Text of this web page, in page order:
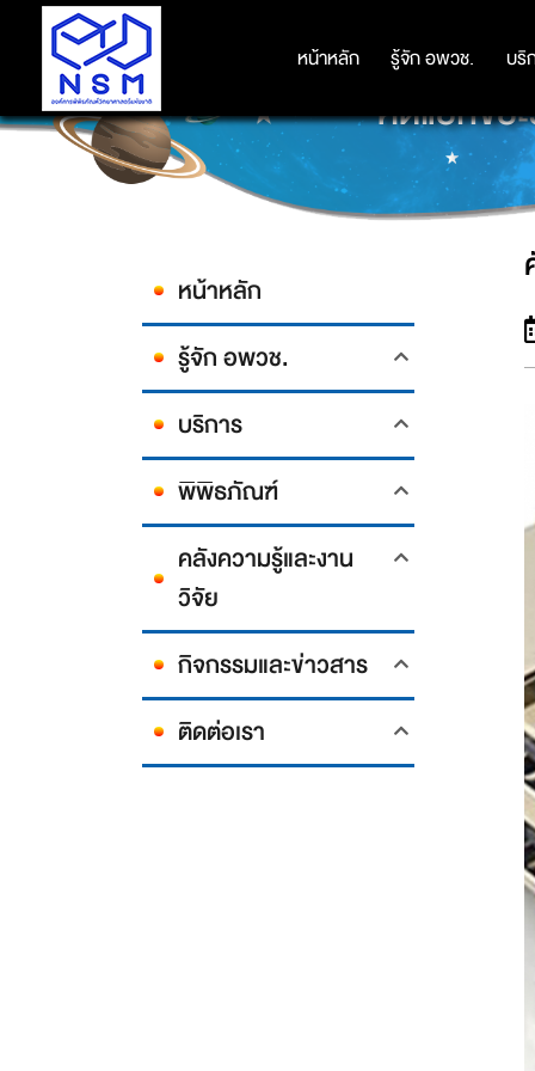
หน้าหลัก รู้จัก อพวช. บริ
หน้าหลัก รู้จัก อพวช. บริ
คัดแยกขย
หน้าหลัก
รู้จัก อพวช.
บริการ
พิพิธภัณฑ์
คลังความรู้และงาน
วิจัย
กิจกรรมและข่าวสาร
ติดต่อเรา